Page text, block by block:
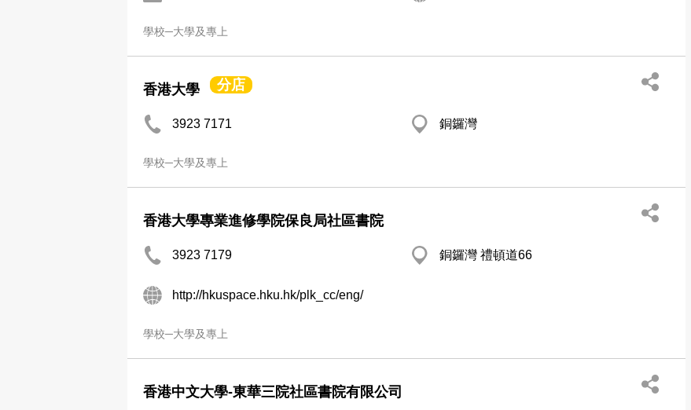
學校─大學及專上
香港大學 分店
3923 7171 銅鑼灣
學校─大學及專上
香港大學專業進修學院保良局社區書院
3923 7179 銅鑼灣 禮頓道66
http://hkuspace.hku.hk/plk_cc/eng/
學校─大學及專上
香港中文大學-東華三院社區書院有限公司